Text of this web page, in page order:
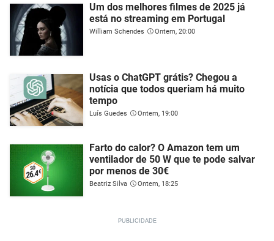
Um dos melhores filmes de 2025 já
está no streaming em Portugal
William Schendes Ontem, 20:00
Usas o ChatGPT grátis? Chegou a
notícia que todos queriam há muito
tempo
Luís Guedes Ontem, 19:00
Farto do calor? O Amazon tem um
ventilador de 50 W que te pode salvar
por menos de 30€
Beatriz Silva Ontem, 18:25